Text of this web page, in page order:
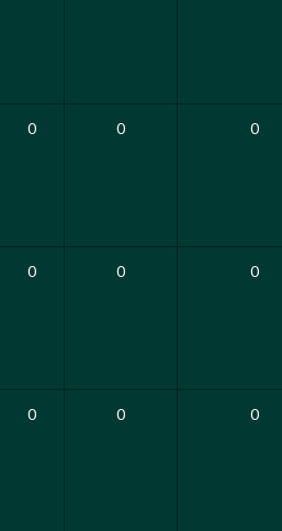
0 0 0
0 0 0
0 0 0